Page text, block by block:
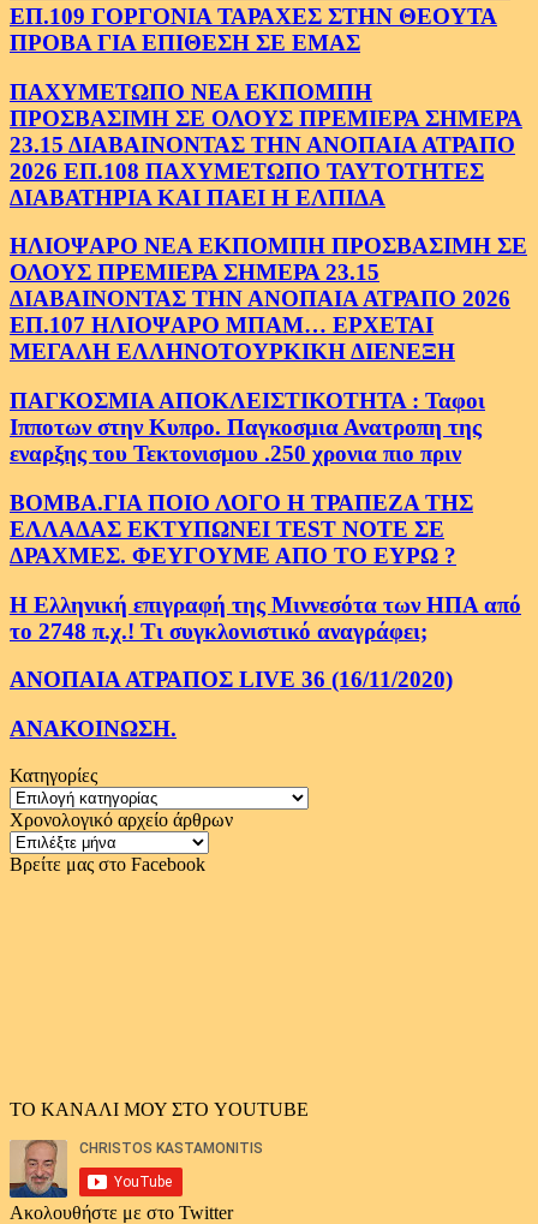
ΕΠ.109 ΓΟΡΓΟΝΙΑ ΤΑΡΑΧΕΣ ΣΤΗΝ ΘΕΟΥΤΑ
ΠΡΟΒΑ ΓΙΑ ΕΠΙΘΕΣΗ ΣΕ ΕΜΑΣ
ΠΑΧΥΜΕΤΩΠΟ ΝΕΑ ΕΚΠΟΜΠΗ
ΠΡΟΣΒΑΣΙΜΗ ΣΕ ΟΛΟΥΣ ΠΡΕΜΙΕΡΑ ΣΗΜΕΡΑ
23.15 ΔΙΑΒΑΙΝΟΝΤΑΣ ΤΗΝ ΑΝΟΠΑΙΑ ΑΤΡΑΠΟ
2026 ΕΠ.108 ΠΑΧΥΜΕΤΩΠΟ ΤΑΥΤΟΤΗΤΕΣ
ΔΙΑΒΑΤΗΡΙΑ ΚΑΙ ΠΑΕΙ Η ΕΛΠΙΔΑ
ΗΛΙΟΨΑΡΟ ΝΕΑ ΕΚΠΟΜΠΗ ΠΡΟΣΒΑΣΙΜΗ ΣΕ
ΟΛΟΥΣ ΠΡΕΜΙΕΡΑ ΣΗΜΕΡΑ 23.15
ΔΙΑΒΑΙΝΟΝΤΑΣ ΤΗΝ ΑΝΟΠΑΙΑ ΑΤΡΑΠΟ 2026
ΕΠ.107 ΗΛΙΟΨΑΡΟ ΜΠΑΜ… ΕΡΧΕΤΑΙ
ΜΕΓΑΛΗ ΕΛΛΗΝΟΤΟΥΡΚΙΚΗ ΔΙΕΝΕΞΗ
ΠΑΓΚΟΣΜΙΑ ΑΠΟΚΛΕΙΣΤΙΚΟΤΗΤΑ : Ταφοι
Ιπποτων στην Κυπρο. Παγκοσμια Ανατροπη της
εναρξης του Τεκτονισμου .250 χρονια πιο πριν
ΒΟΜΒΑ.ΓΙΑ ΠΟΙΟ ΛΟΓΟ Η ΤΡΑΠΕΖΑ ΤΗΣ
ΕΛΛΑΔΑΣ ΕΚΤΥΠΩΝΕΙ TEST NOTE ΣΕ
ΔΡΑΧΜΕΣ. ΦΕΥΓΟΥΜΕ ΑΠΟ ΤΟ ΕΥΡΩ ?
Η Ελληνική επιγραφή της Μιννεσότα των ΗΠΑ από
το 2748 π.χ.! Τι συγκλονιστικό αναγράφει;
ΑΝΟΠΑΙΑ ΑΤΡΑΠΟΣ LIVE 36 (16/11/2020)
ΑΝΑΚΟΙΝΩΣΗ.
Κατηγορίες
Κατηγορίες
Χρονολογικό αρχείο άρθρων
Χρονολογικό
αρχείο
Βρείτε μας στο Facebook
ΤΟ ΚΑΝΑΛΙ ΜΟΥ ΣΤΟ YOUTUBE
Ακολουθήστε με στο Twitter